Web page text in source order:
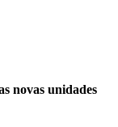
novas unidades